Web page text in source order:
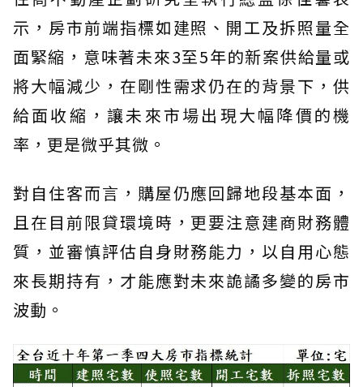
示，房市前端指標如建照、開工及拆照量全
面緊縮，意味著未來3至5年的新案供給量或
將大幅減少，在剛性需求仍在的背景下，供
給面收縮，讓未來市場出現大幅降價的機
率，更是微乎其微。
對自住客而言，購屋仍應回歸地段基本面，
且在目前限貸環境時，更要注意建商財務體
質，並審慎評估自身財務能力，以自用心態
來長期持有，才能應對未來詭譎多變的房市
波動。